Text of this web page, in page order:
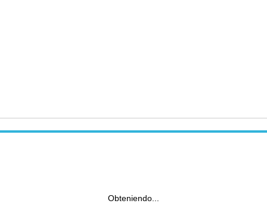
Obteniendo...